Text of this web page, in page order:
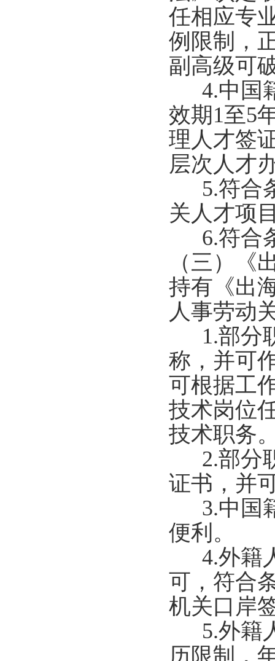
任相应专
例限制，
副高级可
4.中国
效期1至5
理人才签
层次人才
5.符合
关人才项
6.符合
（三）《
持有《出
人事劳动
1.部分
称，并可
可根据工
技术岗位
技术职务
2.部分
证书，并
3.中国
便利。
4.外籍
可，符合
机关口岸
5.外籍
历限制，